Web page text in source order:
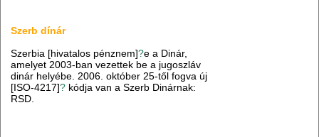
Szerb dínár
Szerbia [hivatalos pénznem]?e a Dinár,
amelyet 2003-ban vezettek be a jugoszláv
dinár helyébe. 2006. október 25-től fogva új
[ISO-4217]? kódja van a Szerb Dinárnak:
RSD.